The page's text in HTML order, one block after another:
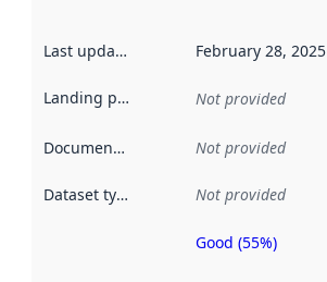
Last updated February 28, 2025
Landing page Not provided
Documentation Not provided
Dataset type Not provided
Metadata
Good (55%)